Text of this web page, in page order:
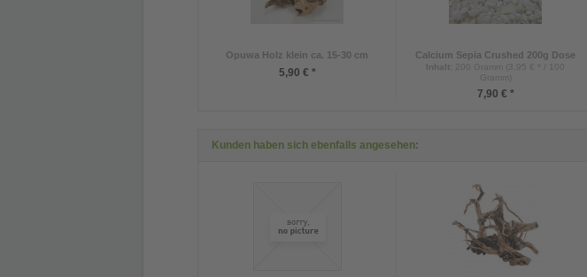
Opuwa Holz klein ca. 15-30 cm
5,90 € *
Calcium Sepia Crushed 200g Dose
Inhalt: 200 Gramm (3,95 € * / 100
Gramm)
7,90 € *
Kunden haben sich ebenfalls angesehen: